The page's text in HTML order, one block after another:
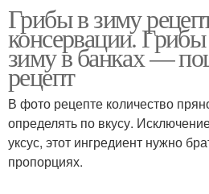
Грибы в зиму
консервации.
зиму в банках —
рецепт
В фото рецепте количество
определять по вкусу.
уксус, этот ингредиент нужно
пропорциях.